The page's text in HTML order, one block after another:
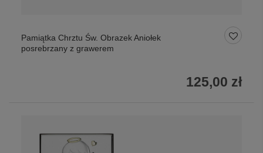
Pamiątka Chrztu Św. Obrazek Aniołek
posrebrzany z grawerem
125,00 zł